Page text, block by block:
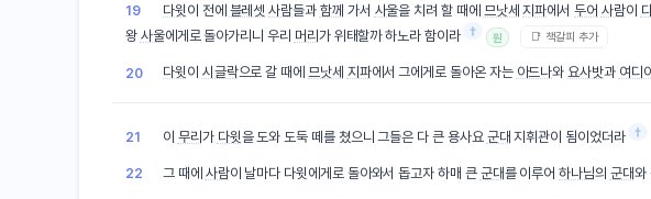
19 다윗 이 전에 블레셋 사람들과 함께 가서 사울을 치려 할 때에 므낫세 지파에서두어 사람이
왕 사울에게로 돌아가리니 우리 머리 가 위태할까 하노라 함이라 † 원 📑 책갈피 추가
20 다윗 이 시글락으로 갈 때에 므낫세 지파에서 그에게로 돌아온 자는 아드나와요사밧과 여디
21 이 무리 가 다윗을 도와 도둑 떼를 쳤으니 그들은 다 큰 용사요 군대 지휘관이 됨이었더라 †
22 그 때에 사람이 날마다 다윗에게로 돌아와서 돕고자 하매 큰 군대를 이루어하나님의 군대와